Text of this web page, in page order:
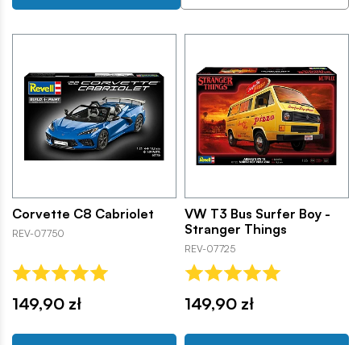
Corvette C8 Cabriolet
REV-07750
149,90 zł
VW T3 Bus Surfer Boy -
Stranger Things
REV-07725
149,90 zł